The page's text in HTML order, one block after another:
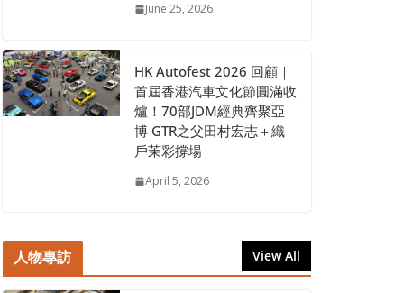
June 25, 2026
HK Autofest 2026 回顧｜
首屆香港汽車文化節圓滿收
爐！70部JDM經典齊聚亞
博 GTR之父田村宏志＋織
戶茉彩撐場
April 5, 2026
人物專訪 View All